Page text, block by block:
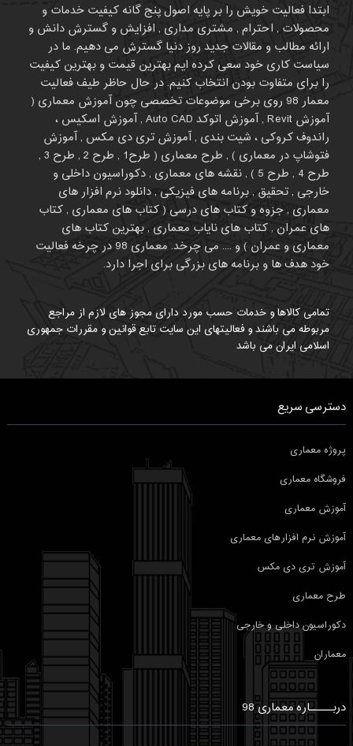
ابتدا فعالیت خویش را بر پایه اصول پنج گانه کیفیت خدمات و
محصولات , احترام , مشتری مداری , افزایش و گسترش دانش و
ارائه مطالب و مقالات جدید روز دنیا گسترش می دهیم. ما در
سیاست کاری خود سعی کرده ایم بهترین قیمت و بهترین کیفیت
را برای متفاوت بودن انتخاب کنیم. در حال حاظر طیف فعالیت
معمار 98 روی برخی موضوعات تخصصی چون آموزش معماری (
آموزش Revit , آموزش اتوکد Auto CAD , آموزش اسکیس ،
راندوف کروکی ، شیت بندی , آموزش تری دی مکس , آموزش
فتوشاپ در معماری ) , طرح معماری ( طرح1 , طرح 2 , طرح 3 ,
طرح 4 , طرح 5 ) , نقشه های معماری , دکوراسیون داخلی و
خارجی , تحقیق , برنامه های فیزیکی , دانلود نرم افزار های
معماری , جزوه و کتاب های درسی ( کتاب های معماری , کتاب
های عمران , کتاب های نایاب معماری , بهترین کتاب های
معماری و عمران ) و .... می چرخد. معماری 98 در چرخه فعالیت
خود هدف ها و برنامه های بزرگی برای اجرا دارد.
تمامی کالاها و خدمات حسب مورد دارای مجوز های لازم از مراجع
مربوطه می باشند و فعالیتهای این سایت تابع قوانین و مقررات جمهوری
اسلامی ایران می باشد
دسترسی سریع
پروژه معماری
فروشگاه معماری
آموزش معماری
آموزش نرم افزارهای معماری
آموزش تری دی مکس
طرح معماری
دکوراسیون داخلی و خارجی
معماران
دربـــــاره معماری 98